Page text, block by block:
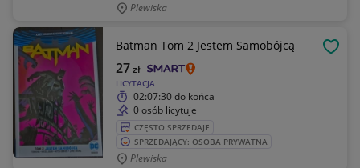
Plewiska
Batman Tom 2 Jestem Samobójcą
LICYTACJA
27zł
02:07:30do końca
0 osób licytuje
CZĘSTO SPRZEDAJE
SPRZEDAJĄCY: OSOBA PRYWATNA
Plewiska